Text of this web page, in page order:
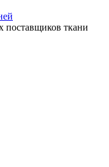
поставщиков ткани